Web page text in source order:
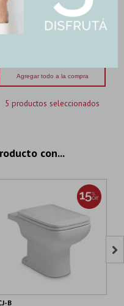
+
Agregar todo a la compra
5 productos seleccionados
con...
B
